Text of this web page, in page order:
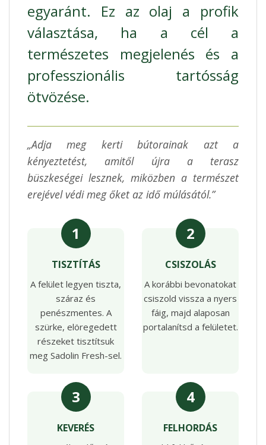
egyaránt. Ez az olaj a profik
választása, ha a cél a
természetes megjelenés és a
professzionális tartósság
ötvözése.
„Adja meg kerti bútorainak azt a
kényeztetést, amitől újra a terasz
büszkeségei lesznek, miközben a természet
erejével védi meg őket az idő múlásától.”
1
TISZTÍTÁS
A felület legyen tiszta,
száraz és
penészmentes. A
szürke, elöregedett
részeket tisztítsuk
meg Sadolin Fresh-sel.
2
CSISZOLÁS
A korábbi bevonatokat
csiszold vissza a nyers
fáig, majd alaposan
portalanítsd a felületet.
3
KEVERÉS
4
FELHORDÁS